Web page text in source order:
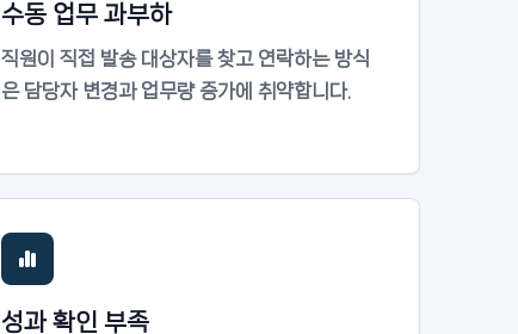
수동 업무 과부하
직원이 직접 발송 대상자를 찾고 연락하는 방식
은 담당자 변경과 업무량 증가에 취약합니다.
성과 확인 부족